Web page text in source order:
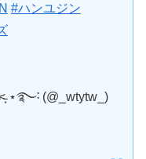
#ハンユジン
⋆࿐࿒ (@_wtytw_)